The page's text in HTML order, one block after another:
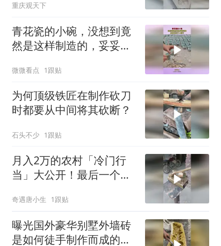
重庆观天下
青花瓷的小碗，没想到竟
然是这样制造的，妥妥的
微微看点 1跟贴
为何顶级铁匠在制作砍刀
时都要从中间将其砍断？
石头不少 1跟贴
月入2万的农村「冷门行
当」大公开！最后一个
奇遇唐小生 1跟贴
曝光国外豪华别墅外墙砖
是如何徒手制作而成的的